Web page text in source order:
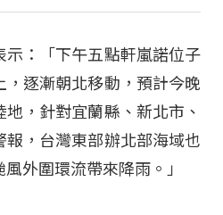
示：「下午五點軒嵐諾位子
，逐漸朝北移動，預計今晚
，針對宜蘭縣、新北市、
，台灣東部辦北部海域也
外圍環流帶來降雨。」